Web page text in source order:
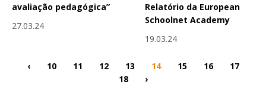
avaliação pedagógica”
27.03.24
Relatório da European
Schoolnet Academy
19.03.24
‹ 10 11 12 13 14 15 16
17
18
›